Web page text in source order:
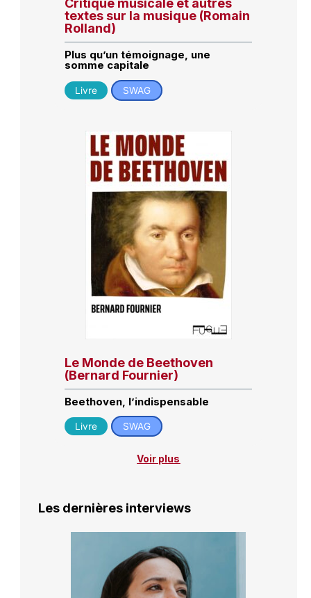
Critique musicale et autres
textes sur la musique (Romain
Rolland)
Plus qu’un témoignage, une
somme capitale
Livre SWAG
Le Monde de Beethoven
(Bernard Fournier)
Beethoven, l’indispensable
Livre SWAG
Voir plus
Les dernières interviews